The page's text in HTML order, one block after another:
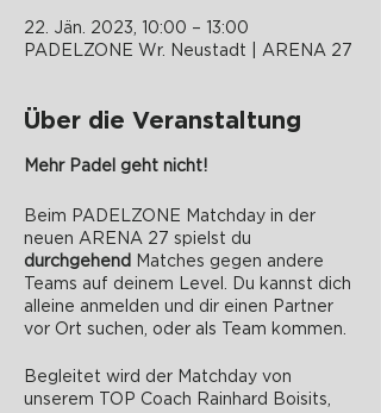
22. Jän. 2023, 10:00 – 13:00
PADELZONE Wr. Neustadt | ARENA 27
Über die Veranstaltung
Mehr Padel geht nicht!
Beim PADELZONE Matchday in der
neuen ARENA 27 spielst du
durchgehend
Matches gegen andere
Teams auf deinem Level. Du kannst dich
alleine anmelden und dir einen Partner
vor Ort suchen, oder als Team kommen.
Begleitet wird der Matchday von
unserem TOP Coach Rainhard Boisits,